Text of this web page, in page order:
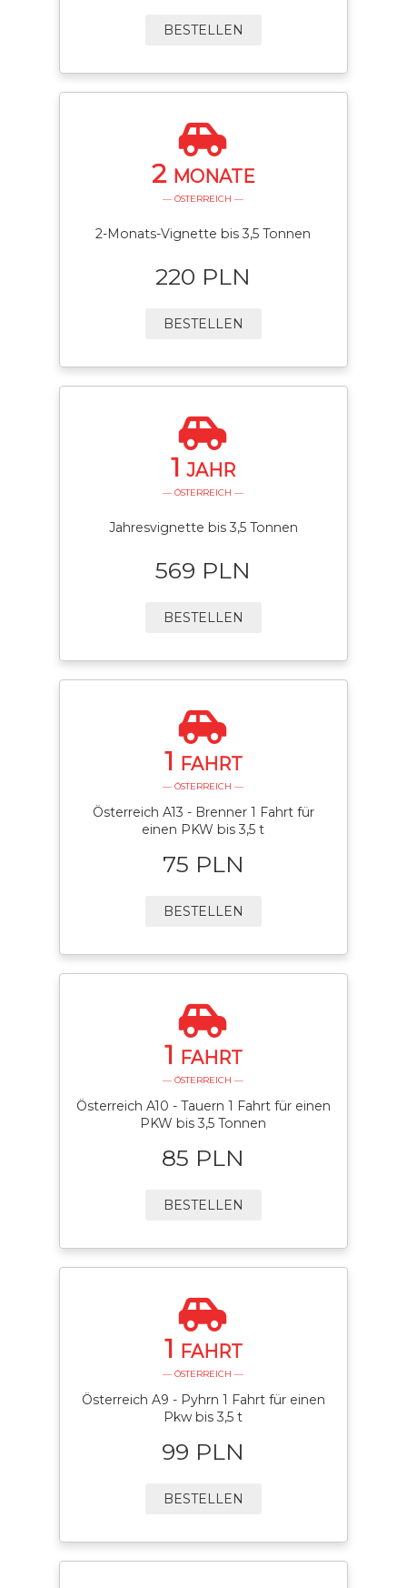
BESTELLEN
2 MONATE
— ÖSTERREICH —
2-Monats-Vignette bis 3,5 Tonnen
220 PLN
BESTELLEN
1JAHR
— ÖSTERREICH —
Jahresvignette bis 3,5 Tonnen
569 PLN
BESTELLEN
1 FAHRT
— ÖSTERREICH —
Österreich A13 - Brenner 1 Fahrt für
einen PKW bis 3,5 t
75 PLN
BESTELLEN
1 FAHRT
— ÖSTERREICH —
Österreich A10 - Tauern 1 Fahrt für einen
PKW bis 3,5 Tonnen
85 PLN
BESTELLEN
1 FAHRT
— ÖSTERREICH —
Österreich A9 - Pyhrn 1 Fahrt für einen
Pkw bis 3,5 t
99 PLN
BESTELLEN